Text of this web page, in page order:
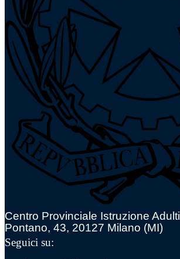
Centro Provinciale Istruzione Adulti
Pontano, 43, 20127 Milano (MI)
Seguici su: